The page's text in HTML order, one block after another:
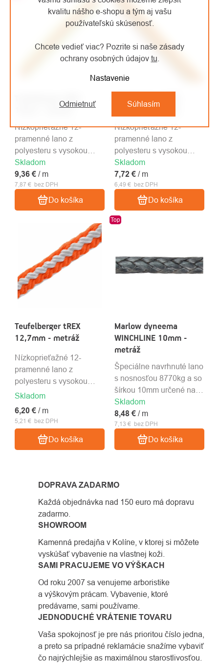
kvalitu nášho e-shopu a tým aj vašu
používateľskú skúsenosť.
Chcete vedieť viac? Pozrite si naše zásady
ochrany osobných údajov tu
Nastavenie
Odmietnuť Súhlasím
Teufelberger tREX
19mm - metráž
Skladom
7,87 € bez DPH
9,36 € / m
Do košíka
Nízkoprieťažné 12-
pramenné lano z
polyesteru s vysokou
pevnosťou. Priemer lana
je 19,1mm. 91kN
Teufelberger tREX
15,9mm - metráž
Skladom
6,49 € bez DPH
7,72 € / m
Do košíka
Nízkoprieťažné 12-
pramenné lano z
polyesteru s vysokou
pevnosťou. Priemer lana
je 15,9 mm. 66kN
Teufelberger tREX
12,7mm - metráž
Skladom
5,21 € bez DPH
6,20 € / m
Do košíka
Nízkoprieťažné 12-
pramenné lano z
polyesteru s vysokou
pevnosťou. Priemer lana
Top
Marlow dyneema
WINCHLINE 10mm -
metráž
Skladom
7,13 € bez DPH
8,48 € / m
Do košíka
Špeciálne navrhnuté lano
s nosnosťou 8770kg a so
šírkou 10mm určené na
záchranu.
DOPRAVA ZADARMO
Každá objednávka nad 150 euro má dopravu
zadarmo.
SHOWROOM
Kamenná predajňa v Kolíne, v ktorej si môžete
vyskúšať vybavenie na vlastnej koži.
SAMI PRACUJEME VO VÝŠKACH
Od roku 2007 sa venujeme arboristike
a výškovým prácam. Vybavenie, ktoré
predávame, sami používame.
JEDNODUCHÉ VRÁTENIE TOVARU
Vaša spokojnosť je pre nás prioritou číslo jedna,
a preto sa prípadné reklamácie snažíme vybaviť
čo najrýchlejšie as maximálnou starostlivosťou.